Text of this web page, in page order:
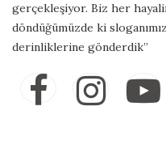
gerçekleşiyor. Biz her
döndüğümüzde ki
derinliklerine gönderdik”